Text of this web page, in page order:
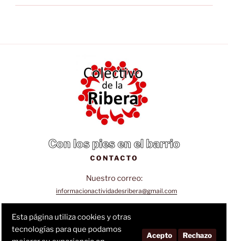
Con los pies en el barrio
CONTACTO
Nuestro correo:
informacionactividadesribera@gmail.com
Sigue nuestra página de Facebook:
Facebook
Esta página utiliza cookies y otras
tecnologías para que podamos
Acepto Rechazo